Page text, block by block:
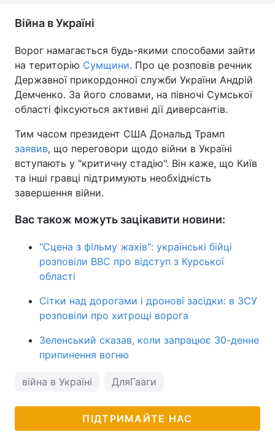
Війна в Україні
Ворог намагається будь-якими способами зайти
на територію Сумщини. Про це розповів речник
Державної прикордонної служби України Андрій
Демченко. За його словами, на півночі Сумської
області фіксуються активні дії диверсантів.
Тим часом президент США Дональд Трамп
заявив, що переговори щодо війни в Україні
вступають у "критичну стадію". Він каже, що Київ
та інші гравці підтримують необхідність
завершення війни.
Вас також можуть зацікавити новини:
"Сцена з фільму жахів": українські бійці
розповіли BBC про відступ з Курської
області
Сітки над дорогами і дронові засідки: в ЗСУ
розповіли про хитрощі ворога
Зеленський сказав, коли запрацює 30-денне
припинення вогню
війна в Україні ДляГааги
ПІДТРИМАЙТЕ НАС